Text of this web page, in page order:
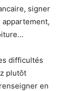
signer
difficultés
plutôt
en